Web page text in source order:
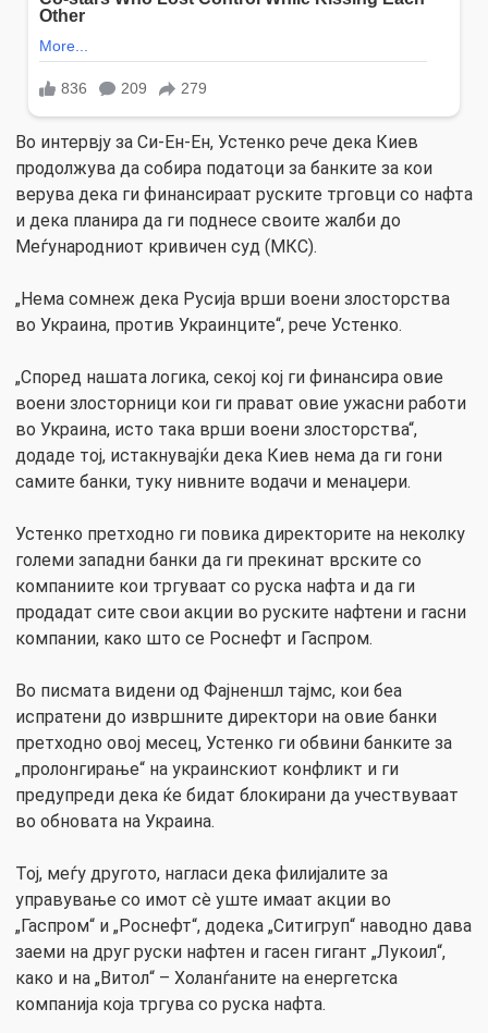
Во интервју за Си-Ен-Ен, Устенко рече дека Киев
продолжува да собира податоци за банките за кои
верува дека ги финансираат руските трговци со нафта
и дека планира да ги поднесе своите жалби до
Меѓународниот кривичен суд (МКС).
„Нема сомнеж дека Русија врши воени злосторства
во Украина, против Украинците“, рече Устенко.
„Според нашата логика, секој кој ги финансира овие
воени злосторници кои ги прават овие ужасни работи
во Украина, исто така врши воени злосторства“,
додаде тој, истакнувајќи дека Киев нема да ги гони
самите банки, туку нивните водачи и менаџери.
Устенко претходно ги повика директорите на неколку
големи западни банки да ги прекинат врските со
компаниите кои тргуваат со руска нафта и да ги
продадат сите свои акции во руските нафтени и гасни
компании, како што се Роснефт и Гаспром.
Во писмата видени од Фајненшл тајмс, кои беа
испратени до извршните директори на овие банки
претходно овој месец, Устенко ги обвини банките за
„пролонгирање“ на украинскиот конфликт и ги
предупреди дека ќе бидат блокирани да учествуваат
во обновата на Украина.
Тој, меѓу другото, нагласи дека филијалите за
управување со имот сè уште имаат акции во
„Гаспром“ и „Роснефт“, додека „Ситигруп“ наводно дава
заеми на друг руски нафтен и гасен гигант „Лукоил“,
како и на „Витол“ – Холанѓаните на енергетска
компанија која тргува со руска нафта.